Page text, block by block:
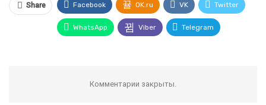
Share Facebook OK.ru VK Twitter
WhatsApp Viber Telegram
Комментарии закрыты.